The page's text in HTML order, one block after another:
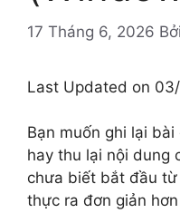
17 Tháng 6, 2026 Bởi
Last Updated on
Bạn muốn ghi lại
hay thu lại nội dung
chưa biết bắt đầu từ
thực ra đơn giản